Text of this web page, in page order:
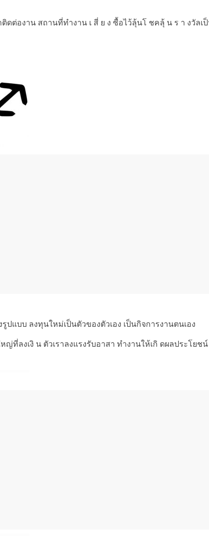
ดต่องาน สถานที่ทำงาน เ สี่ ย ง ซื้อไว้ลุ้นโ ชคลุ้ น ร า งวัล
ปแบบ ลงทุนใหม่เป็นตัวของตัวเอง เป็นกิจการงานตนเอง
ที่ลงเงิ น ตัวเราลงแรงรับอาสา ทำงานให้เกิ ดผลประโยช